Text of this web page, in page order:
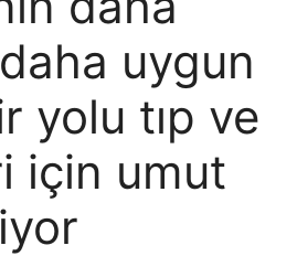
daha uygun
yolu tıp ve
için umut